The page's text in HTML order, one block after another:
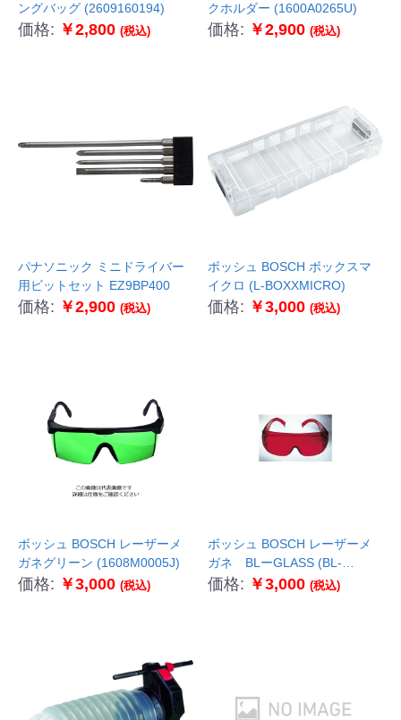
ングバッグ (2609160194)
価格: ￥2,800 (税込)
クホルダー (1600A0265U)
価格: ￥2,900 (税込)
パナソニック ミニドライバー
用ビットセット EZ9BP400
価格: ￥2,900 (税込)
ボッシュ BOSCH ボックスマ
イクロ (L-BOXXMICRO)
価格: ￥3,000 (税込)
ボッシュ BOSCH レーザーメ
ガネグリーン (1608M0005J)
価格: ￥3,000 (税込)
ボッシュ BOSCH レーザーメ
ガネ BLーGLASS (BL-
GLASS)
価格: ￥3,000 (税込)